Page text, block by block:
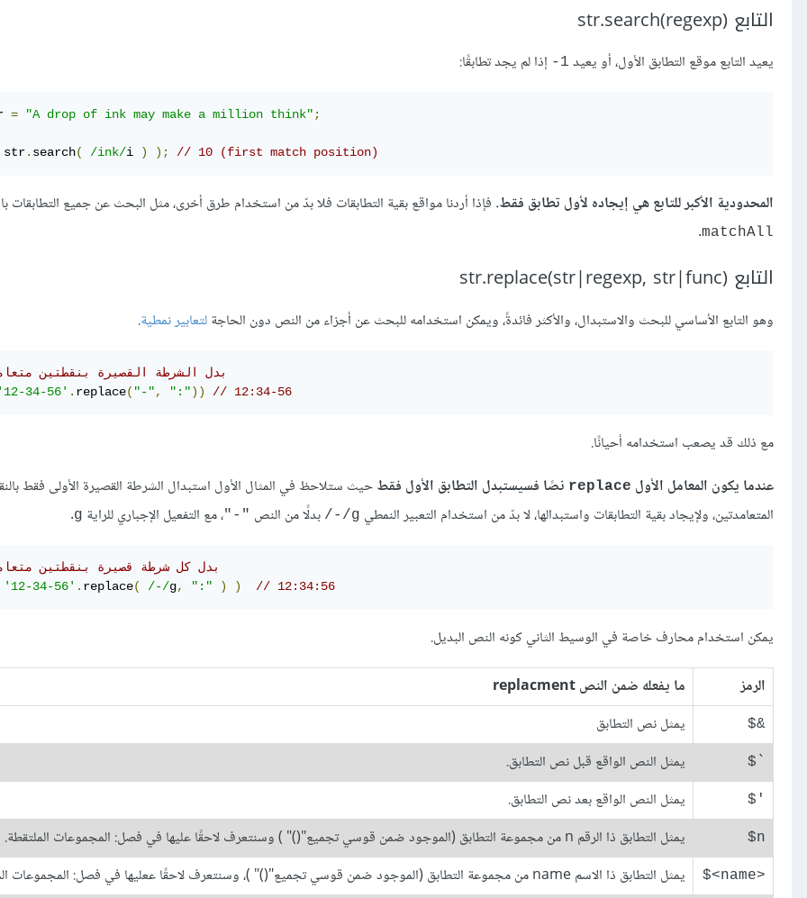
التابع (str.search(regexp
يعيد التابع موقع التطابق الأول، أو يعيد 1- إذا لم يجد تطابقًا:
= "A drop of ink may make a million think";
str. search( /ink/i ) ); // 10 (first match position)
المحدودية الأكبر للتابع هي إيجاده لأول تطابق فقط. فإذا أردنا مواقع بقية التطابقات فلا بدّ من استخدام طرق أخرى، مثل البحث عن جميع التطابقات
matchAll
.
التابع (str.replace(str|regexp, str|func
وهو التابع الأساسي للبحث والاستبدال، والأكثر فائدةً، ويمكن استخدامه للبحث عن أجزاء من النص دون الحاجةلتعابير نمطية.
// بدل الشرطة القصيرة بنقطتين
'12-34-56' . replace( "-", ":")) // 12:34-56
مع ذلك قد يصعب استخدامه أحيانًا.
عندما يكون المعامل الأول replace نصًا فسيستبدل التطابق الأول فقطحيث ستلاحظ في المثال الأول استبدال الشرطة القصيرة الأولى فقط
المتعامدتين، ولإيجاد بقية التطابقات واستبدالها، لا بدّ من استخدام التعبير النمطي g/-/ بدلًا من النص "-"، مع التفعيل الإجباري للراية g
.
// بدل كل شرطة قصيرة بنقطتين
'12-34-56' . replace( /-/g, ":" ) ) // 12:34:56
يمكن استخدام محارف خاصة في الوسيط الثاني كونه النص البديل.
الرمز
ما يفعله ضمن النص replacment
&$ يمثل نص التطابق
`$ يمثل النص الواقع قبل نص التطابق.
'$ يمثل النص الواقع بعد نص التطابق.
n$ يمثل التطابق ذا الرقم n من مجموعة التطابق (الموجود ضمن قوسي تجميع"()" ) وسنتعرف لاحقًا عليها في فصل: المجموعات الملتقطة.
‎$<name>‎ يمثل التطابق ذا الاسم name من مجموعة التطابق (الموجود ضمن قوسي تجميع"()" )، وسنتعرف لاحقًا ععليها في فصل: المجموعات الملتقطة.